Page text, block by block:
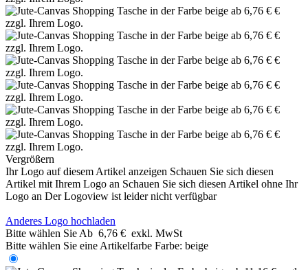
Vergrößern
Ihr Logo auf diesem Artikel anzeigen Schauen Sie sich diesen
Artikel mit Ihrem Logo an Schauen Sie sich diesen Artikel ohne Ihr
Logo an Der Logoview ist leider nicht verfügbar
Anderes Logo hochladen
Bitte wählen Sie Ab 6,76 € exkl. MwSt
Bitte wählen Sie eine Artikelfarbe Farbe: beige